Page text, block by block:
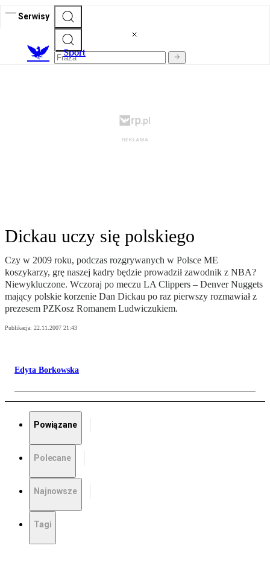
Serwisy
Sport
Dickau uczy się polskiego
Czy w 2009 roku, podczas rozgrywanych w Polsce ME
koszykarzy, grę naszej kadry będzie prowadził zawodnik z NBA?
Niewykluczone. Wczoraj po meczu LA Clippers – Denver Nuggets
mający polskie korzenie Dan Dickau po raz pierwszy rozmawiał z
prezesem PZKosz Romanem Ludwiczukiem.
Publikacja: 22.11.2007 21:43
Edyta Borkowska
Powiązane
Polecane
Najnowsze
Tagi